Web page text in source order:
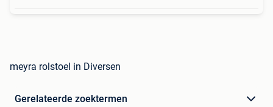
meyra rolstoel in Diversen
Gerelateerde zoektermen